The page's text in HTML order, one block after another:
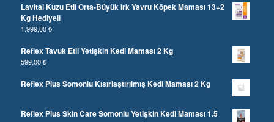
Lavital Kuzu Etli Orta-Büyük Irk Yavru Köpek Maması 13+2
Kg Hediyeli
1.999,00₺
Reflex Tavuk Etli Yetişkin Kedi Maması 2 Kg
599,00₺
Reflex Plus Somonlu Kısırlaştırılmış Kedi Maması 2 Kg
Reflex Plus Skin Care Somonlu Yetişkin Kedi Maması 1.5